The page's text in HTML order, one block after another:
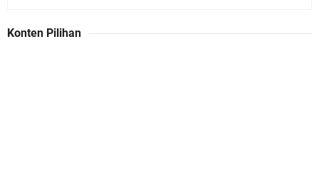
Konten Pilihan